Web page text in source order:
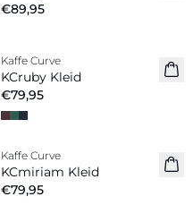
€89,95
Neuheiten
Kaffe Curve
KCruby Kleid
€79,95
Neuheiten
Kaffe Curve
KCmiriam Kleid
€79,95